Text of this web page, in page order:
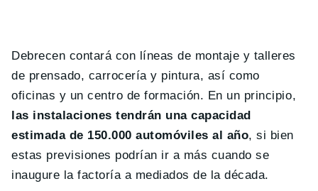
Debrecen contará con líneas de montaje y talleres
de prensado, carrocería y pintura, así como
oficinas y un centro de formación. En un principio,
las instalaciones tendrán una capacidad
estimada de 150.000 automóviles al año, si bien
estas previsiones podrían ir a más cuando se
inaugure la factoría a mediados de la década.